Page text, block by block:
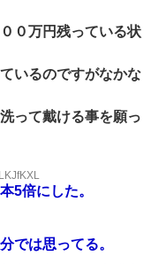
０万円残っている状
いるのですがなかな
って戴ける事を願っ
5倍にした。
では思ってる。